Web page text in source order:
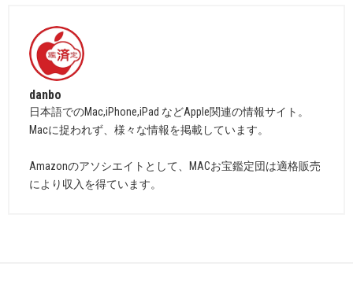
danbo
日本語でのMac,iPhone,iPad などApple関連の情報サイト。
Macに捉われず、様々な情報を掲載しています。
Amazonのアソシエイトとして、MACお宝鑑定団は適格販売
により収入を得ています。